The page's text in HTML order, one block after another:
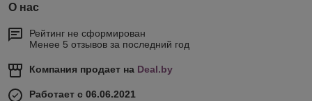
О нас
Рейтинг не сформирован
Менее 5 отзывов за последний год
Компания продает на Deal.by
Работает с 06.06.2021